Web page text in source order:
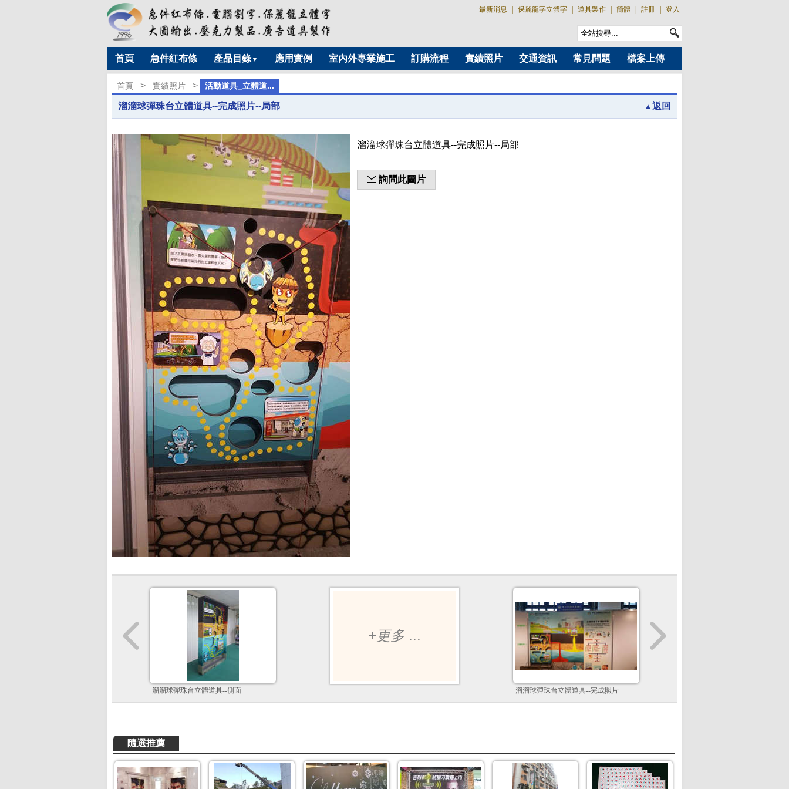
最新消息 保麗龍字立體字 道具製作 簡體 註冊 登入
首頁 急件紅布條 產品目錄▼ 應用實例 室內外專業施工 訂購流程 實績照片 交通資訊 常見問題 檔案上傳
首頁 > 實績照片 > 活動道具_立體道...
溜溜球彈珠台立體道具--完成照片--局部 ▲返回
溜溜球彈珠台立體道具--完成照片--局部
詢問此圖片
溜溜球彈珠台立體道具--側面 溜溜球彈珠台立體道具--完成照片
+更多 ...
隨選推薦